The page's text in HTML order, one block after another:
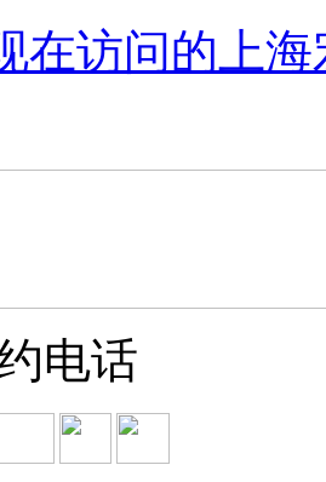
在访问的上
电话